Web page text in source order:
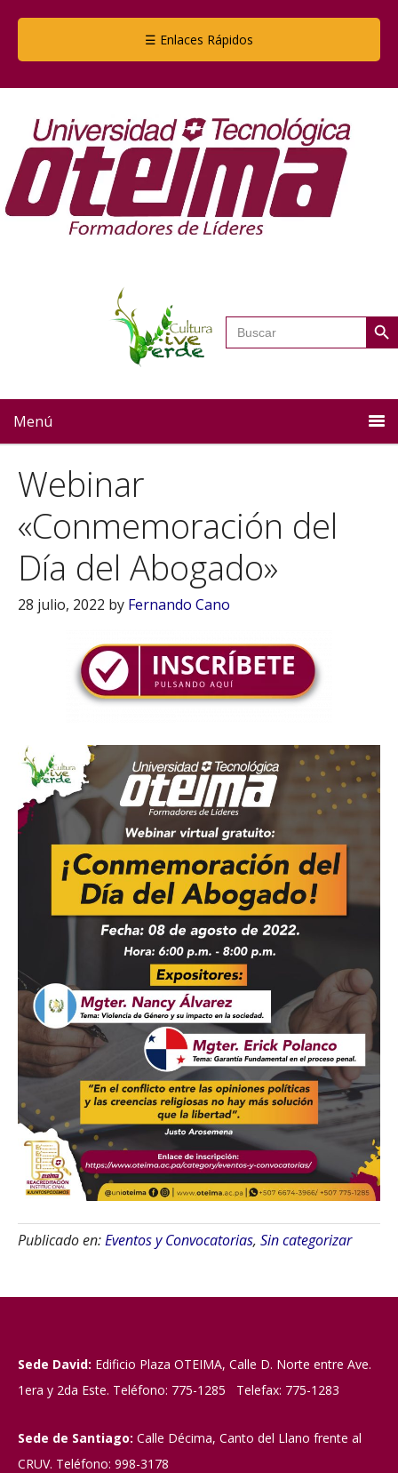
☰ Enlaces Rápidos
Buscar: Botón
Menú
Webinar
«Conmemoración del
Día del Abogado»
28 julio, 2022 by Fernando Cano
Publicado en:Eventos y Convocatorias, Sin categorizar
Sede David: Edificio Plaza OTEIMA, Calle D. Norte entre Ave.
1era y 2da Este. Teléfono: 775-1285 Telefax: 775-1283
Sede de Santiago: Calle Décima, Canto del Llano frente al
CRUV. Teléfono: 998-3178